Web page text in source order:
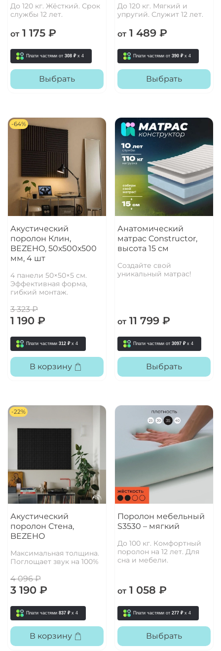
До 120 кг. Жёсткий. Срок
службы 12 лет.
от1 175 ₽
Плати частями от 308 ₽ x 4
Выбрать
До 120 кг. Мягкий и
упругий. Служит 12 лет.
от1 489 ₽
Плати частями от 390 ₽ x 4
Выбрать
-64%
Акустический
поролон Клин,
BEZEHO, 50х500х500
мм, 4 шт
4 панели 50×50×5 см.
Эффективная форма,
гибкий монтаж.
3 323 ₽
1 190 ₽
Плати частями 312 ₽ x 4
В корзину
Анатомический
матрас Constructor,
высота 15 см
Создайте свой
уникальный матрас!
от11 799 ₽
Плати частями от 3097 ₽ x 4
Выбрать
-22%
Акустический
поролон Стена,
BEZEHO
Максимальная толщина.
Поглощает звук на 100%
4 096 ₽
3 190 ₽
Плати частями 837 ₽ x 4
В корзину
Поролон мебельный
S3530 – мягкий
До 100 кг. Комфортный
поролон на 12 лет. Для
сна и мебели.
от1 058 ₽
Плати частями от 277 ₽ x 4
Выбрать